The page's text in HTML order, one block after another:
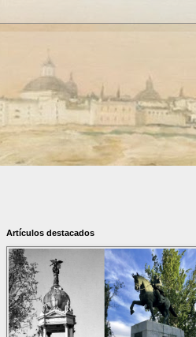
Artículos destacados